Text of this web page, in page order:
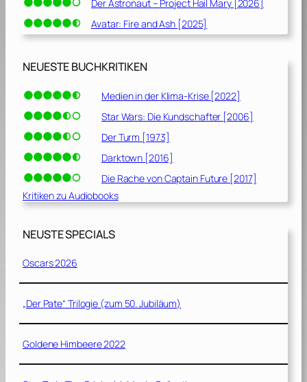
Der Astronaut – Project Hail Mary [2026]
Avatar: Fire and Ash [2025]
NEUESTE BUCHKRITIKEN
Medien in der Klima-Krise [2022]
Star Wars: Die Kundschafter [2006]
Der Turm [1973]
Darktown [2016]
Die Rache von Captain Future [2017]
Kritiken zu Audiobooks
NEUSTE SPECIALS
Oscars 2026
„Der Pate“ Trilogie (zum 50. Jubiläum)
Goldene Himbeere 2022